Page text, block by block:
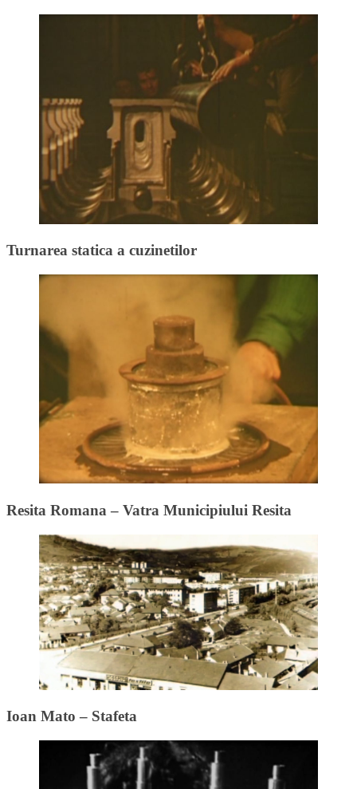
Turnarea statica a cuzinetilor
Resita Romana – Vatra Municipiului Resita
Ioan Mato – Stafeta